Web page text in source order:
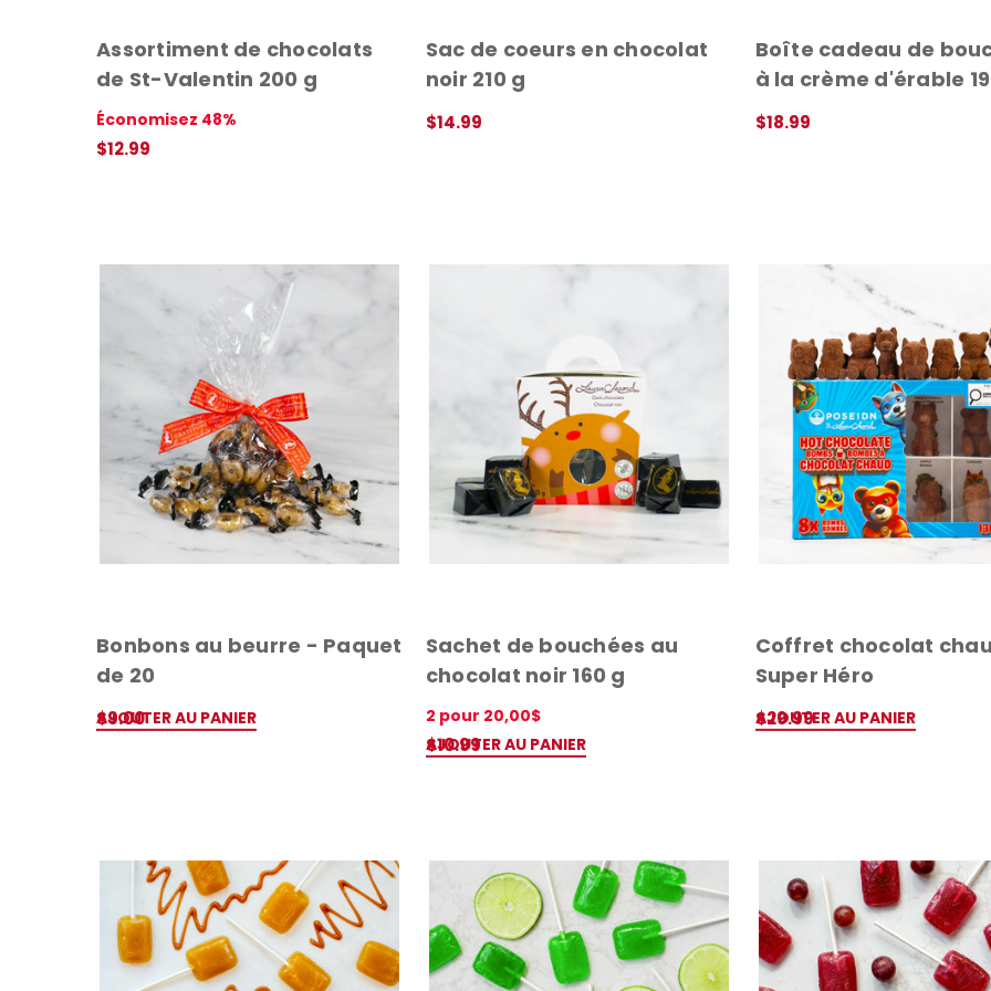
Assortiment de chocolats
de St-Valentin 200 g
Économisez 48%
$12.99
Sac de coeurs en chocolat
noir 210 g
$14.99
Boîte cadeau de
à la crème d'érable
$18.99
Bonbons au beurre - Paquet
de 20
$9.00
AJOUTER AU PANIER
Sachet de bouchées au
chocolat noir 160 g
2 pour 20,00$
$10.99
AJOUTER AU PANIER
Coffret chocolat
Super Héro
$29.99
AJOUTER AU PANIER
📢Pssst...
infolettre et